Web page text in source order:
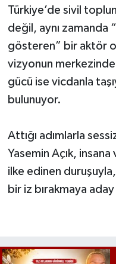
Türkiye’de sivil
değil, aynı zamanda
gösteren” bir aktör
vizyonun
gücü ise vicdanla
bulunuyor.
Attığı adımlarla
Yasemin Açık,
ilke edinen duruşuyla,
bir iz bırakmaya